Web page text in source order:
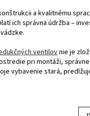
a kvalitnému
ich správna údržba –
ventilovnie je
pri montáži,
vybavenie stará,